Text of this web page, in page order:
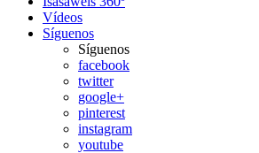
Vídeos
Síguenos
Síguenos
facebook
twitter
google+
pinterest
instagram
youtube